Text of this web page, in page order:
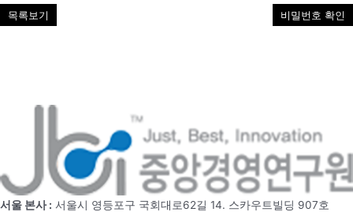
목록보기 비밀번호 확인
서울 본사 : 서울시 영등포구 국회대로62길 14. 스카우트빌딩 907호